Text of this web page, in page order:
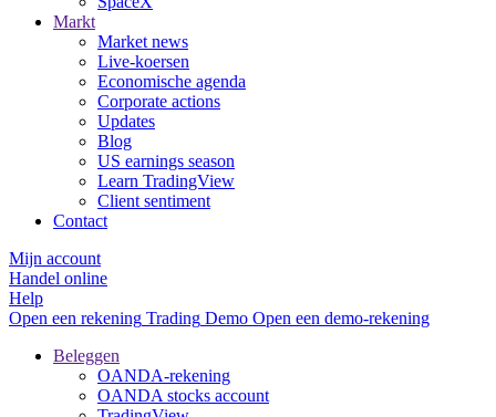
Markt
Market news
Live-koersen
Economische agenda
Corporate actions
Updates
Blog
US earnings season
Learn TradingView
Client sentiment
Contact
Mijn account
Handel online
Help
Open een rekening Trading Demo Open een demo-rekening
Beleggen
OANDA-rekening
OANDA stocks account